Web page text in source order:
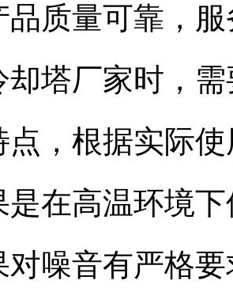
品质量可靠，
却塔厂家时，
点，根据实际
是在高温环境
对噪音有严格